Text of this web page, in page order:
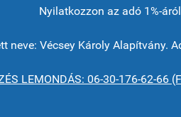
Nyilatkozzon az adó 1%-
neve: Vécsey Károly Alapítvány.
LEMONDÁS: 06-30-176-62-66